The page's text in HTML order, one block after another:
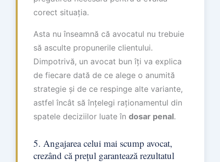
corect situația.
Asta nu înseamnă că avocatul nu trebuie
să asculte propunerile clientului.
Dimpotrivă, un avocat bun îți va explica
de fiecare dată de ce alege o anumită
strategie și de ce respinge alte variante,
astfel încât să înțelegi raționamentul din
spatele deciziilor luate în dosar penal.
5. Angajarea celui mai scump avocat,
crezând că prețul garantează rezultatul